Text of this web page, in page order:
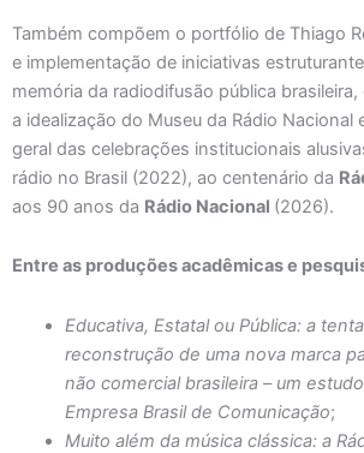
Também compõem o portfólio de Thiago
e implementação de iniciativas
memória da radiodifusão pública
a idealização do Museu da Rádio Nacional
geral das celebrações institucionais
rádio no Brasil (2022), ao centenário da
aos 90 anos da Rádio Nacional (2026).
Entre as produções acadêmicas e
Educativa, Estatal ou Pública: a
reconstrução de uma nova marca
não comercial brasileira – um
Empresa Brasil de Comunicação;
Muito além da música clássica: a